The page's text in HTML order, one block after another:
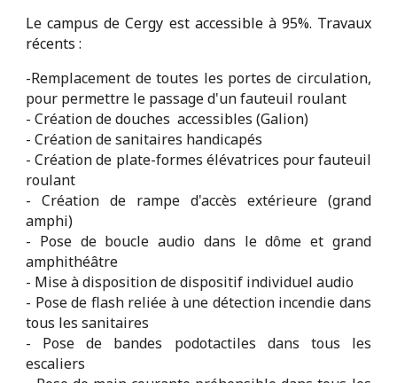
Le campus de Cergy est accessible à 95%. Travaux
récents :
-Remplacement de toutes les portes de circulation,
pour permettre le passage d'un fauteuil roulant
- Création de douches accessibles (Galion)
- Création de sanitaires handicapés
- Création de plate-formes élévatrices pour fauteuil
roulant
- Création de rampe d'accès extérieure (grand
amphi)
- Pose de boucle audio dans le dôme et grand
amphithéâtre
- Mise à disposition de dispositif individuel audio
- Pose de flash reliée à une détection incendie dans
tous les sanitaires
- Pose de bandes podotactiles dans tous les
escaliers